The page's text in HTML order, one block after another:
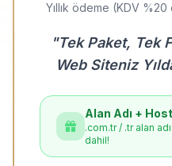
Yıllık ödeme (KDV
"Tek Paket, Tek
Web Siteniz
Alan Adı +
.com.tr / .tr alan
dahil!